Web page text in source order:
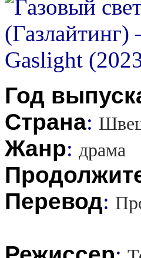
Год
Страна:
Жанр: драма
Перевод: